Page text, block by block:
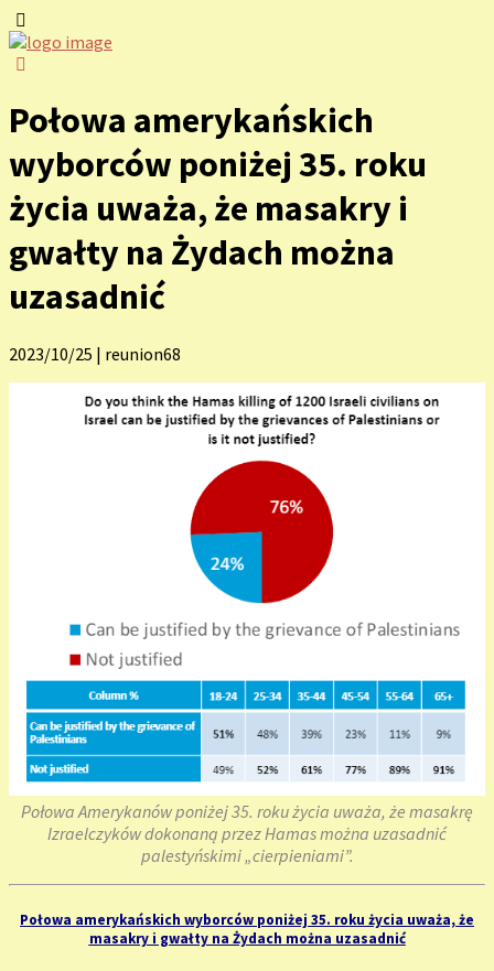
Połowa amerykańskich
wyborców poniżej 35. roku
życia uważa, że masakry i
gwałty na Żydach można
uzasadnić
2023/10/25 | reunion68
Połowa Amerykanów poniżej 35. roku życia uważa, że masakrę
Izraelczyków dokonaną przez Hamas można uzasadnić
palestyńskimi „cierpieniami”.
Połowa amerykańskich wyborców poniżej 35. roku życia uważa, że
masakry i gwałty na Żydach można uzasadnić